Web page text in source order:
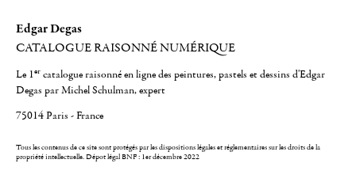
Edgar Degas
CATALOGUE RAISONNÉ NUMÉRIQUE
Le 1er catalogue raisonné en ligne des peintures, pastels et dessins d'Edgar
Degas par Michel Schulman, expert
75014 Paris - France
Tous les contenus de ce site sont protégés par les dispositions légales et réglementaires sur les droits de la
propriété intellectuelle.Dépot légal BNF : 1er décembre 2022